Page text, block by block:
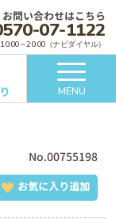
お問い合わせはこちら
07-1122
10:00～20:00（ナビダイヤル）
MENU
No.00755198
お気に入り追加